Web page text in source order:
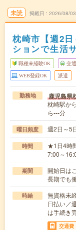
未読 掲載日 2026/08/03
枕崎市【週2
ションで生活
職種未経験OK 交
WEB登録OK 派遣
勤務地 鹿児島県
枕崎駅か
ら---分
曜日頻度 週2日～5
時間
★1日4時
7:00～
期間
開始日は
長期でも
時給
無資格未
日払い／
は手続き
交通費